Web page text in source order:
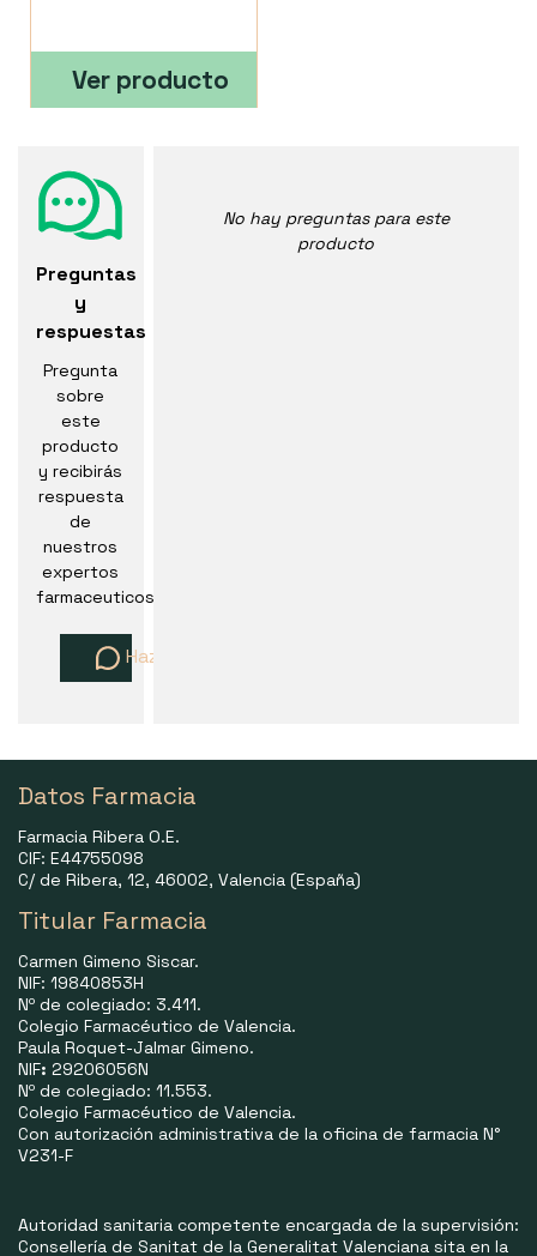
Ver producto
Preguntas
y
respuestas
Pregunta
sobre
este
producto
y recibirás
respuesta
de
nuestros
expertos
farmaceuticos
Haz una pregunta
No hay preguntas para este
producto
Datos Farmacia
Farmacia Ribera O.E.
CIF: E44755098
C/ de Ribera, 12, 46002, Valencia (España)
Titular Farmacia
Carmen Gimeno Siscar.
NIF: 19840853H
Nº de colegiado: 3.411.
Colegio Farmacéutico de Valencia.
Paula Roquet-Jalmar Gimeno.
NIF: 29206056N
Nº de colegiado: 11.553.
Colegio Farmacéutico de Valencia.
Con autorización administrativa de la oficina de farmacia N°
V231-F
Autoridad sanitaria competente encargada de la supervisión:
Consellería de Sanitat de la Generalitat Valenciana sita en la